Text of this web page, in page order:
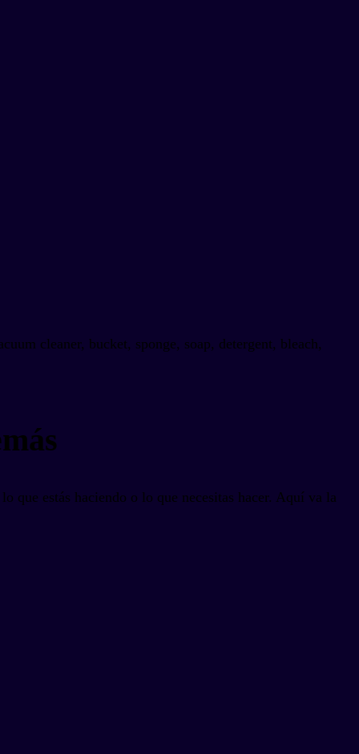
cleaner, bucket, sponge, soap, detergent, bleach,
que estás haciendo o lo que necesitas hacer. Aquí va la